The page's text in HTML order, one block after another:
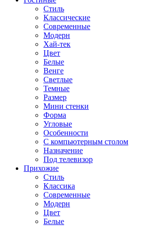
Стиль
Классические
Современные
Модерн
Хай-тек
Цвет
Белые
Венге
Светлые
Темные
Размер
Мини стенки
Форма
Угловые
Особенности
С компьютерным столом
Назначение
Под телевизор
Прихожие
Стиль
Классика
Современные
Модерн
Цвет
Белые